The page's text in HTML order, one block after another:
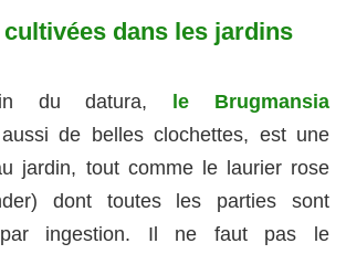
dans les jardins
du datura, le Brugmansia
de belles clochettes, est une
jardin, tout comme le laurier rose
dont toutes les parties sont
par ingestion. Il ne faut pas le